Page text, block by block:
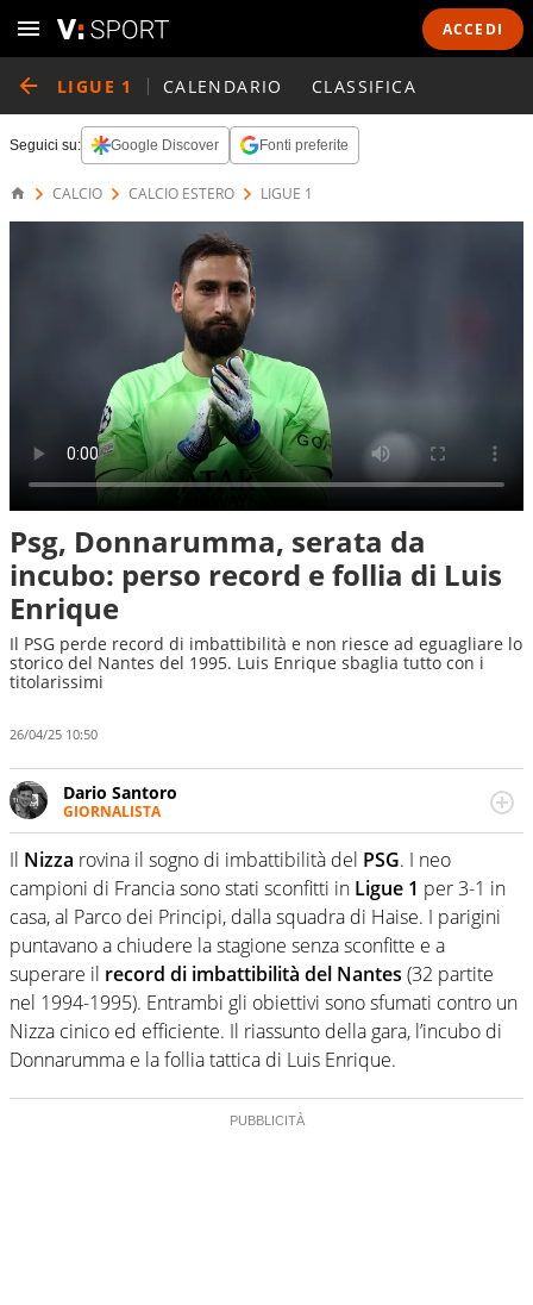
ACCEDI
LIGUE 1 CALENDARIO CLASSIFICA
Seguici su: Google Discover Fonti preferite
CALCIO CALCIO ESTERO LIGUE 1
Psg, Donnarumma, serata da
incubo: perso record e follia di Luis
Enrique
Il PSG perde record di imbattibilità e non riesce ad eguagliare lo
storico del Nantes del 1995. Luis Enrique sbaglia tutto con i
titolarissimi
26/04/25 10:50
Dario Santoro
GIORNALISTA
Scrive, commenta, racconta lo sport in tutte le
sfaccettature. Tocca l'apice quando ha modo di
concentrarsi sulle interviste ai grandi protagonisti
Il Nizza rovina il sogno di imbattibilità del PSG. I neo
campioni di Francia sono stati sconfitti in Ligue 1 per 3-1 in
casa, al Parco dei Principi, dalla squadra di Haise. I parigini
puntavano a chiudere la stagione senza sconfitte e a
superare il record di imbattibilità del Nantes (32 partite
nel 1994-1995). Entrambi gli obiettivi sono sfumati contro un
Nizza cinico ed efficiente. Il riassunto della gara, l’incubo di
Donnarumma e la follia tattica di Luis Enrique.